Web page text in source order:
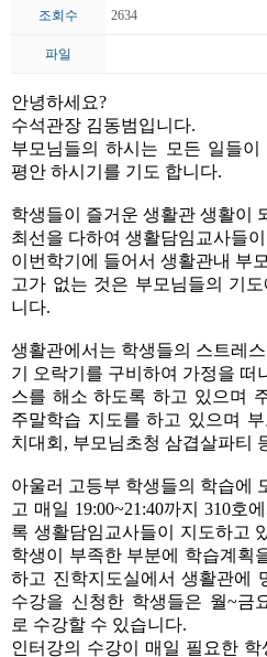
조회수 2634
파일
안녕하세요?
수석관장 김동범입니다.
부모님들의 하시는 모든 일들
평안 하시기를 기도 합니다.
학생들이 즐거운 생활관 생활이
최선을 다하여 생활담임교사들
이번학기에 들어서 생활관내 부
고가 없는 것은 부모님들의 기
니다.
생활관에서는 학생들의 스트레
기 오락기를 구비하여 가정을 떠
스를 해소 하도록 하고 있으며
주말학습 지도를 하고 있으며
치대회, 부모님초청 삼겹살파티
아울러 고등부 학생들의 학습에
고 매일 19:00~21:40까지 310호
록 생활담임교사들이 지도하고
학생이 부족한 부분에 학습계획
하고 진학지도실에서 생활관에
수강을 신청한 학생들은 월~금
로 수강할 수 있습니다.
인터강의 수강이 매일 필요한